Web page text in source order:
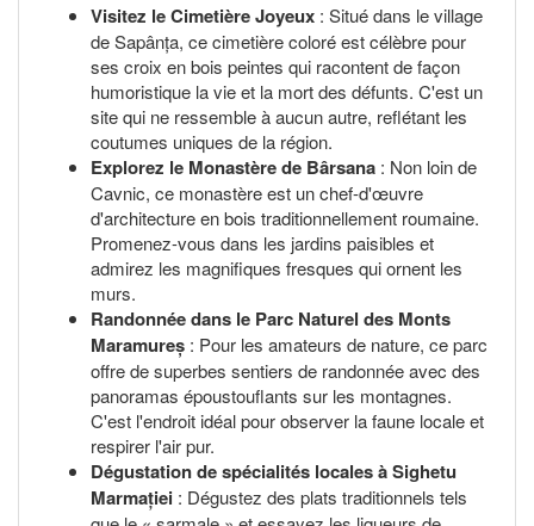
Visitez le Cimetière Joyeux : Situé dans le village
de Sapânța, ce cimetière coloré est célèbre pour
ses croix en bois peintes qui racontent de façon
humoristique la vie et la mort des défunts. C'est un
site qui ne ressemble à aucun autre, reflétant les
coutumes uniques de la région.
Explorez le Monastère de Bârsana : Non loin de
Cavnic, ce monastère est un chef-d'œuvre
d'architecture en bois traditionnellement roumaine.
Promenez-vous dans les jardins paisibles et
admirez les magnifiques fresques qui ornent les
murs.
Randonnée dans le Parc Naturel des Monts
Maramureș : Pour les amateurs de nature, ce parc
offre de superbes sentiers de randonnée avec des
panoramas époustouflants sur les montagnes.
C'est l'endroit idéal pour observer la faune locale et
respirer l'air pur.
Dégustation de spécialités locales à Sighetu
Marmației : Dégustez des plats traditionnels tels